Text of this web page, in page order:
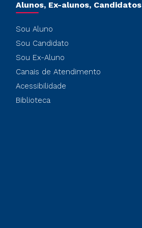
Alunos, Ex-alunos, Candidatos
Sou Aluno
Sou Candidato
Sou Ex-Aluno
Canais de Atendimento
Acessibilidade
Biblioteca